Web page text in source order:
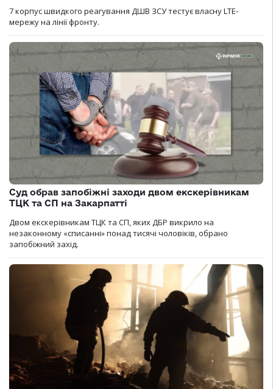
7 корпус швидкого реагування ДШВ ЗСУ тестує власну LTE-
мережу на лінії фронту.
Суд обрав запобіжні заходи двом екскерівникам
ТЦК та СП на Закарпатті
Двом екскерівникам ТЦК та СП, яких ДБР викрило на
незаконному «списанні» понад тисячі чоловіків, обрано
запобіжний захід.